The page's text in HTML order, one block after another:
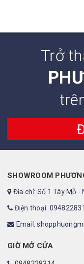
Trở
SHOWROOM
Địa chỉ: Số 1 Tây Mỗ -
Điện thoại:
Email:
GIỜ MỞ CỬA